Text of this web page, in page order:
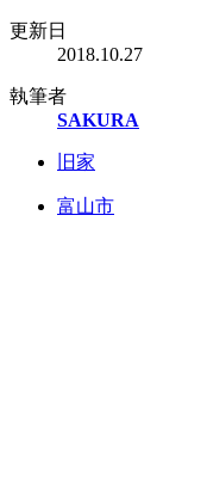
更新日
2018.10.27
執筆者
SAKURA
旧家
富山市